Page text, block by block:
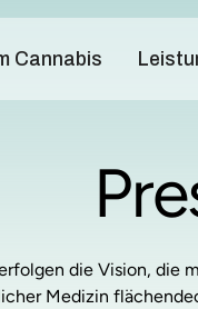
Cannabis
die Vision, die
Medizin